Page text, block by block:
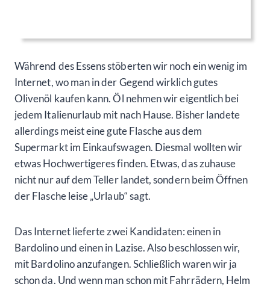
Während des Essens stöberten wir noch ein wenig im
Internet, wo man in der Gegend wirklich gutes
Olivenöl kaufen kann. Öl nehmen wir eigentlich bei
jedem Italienurlaub mit nach Hause. Bisher landete
allerdings meist eine gute Flasche aus dem
Supermarkt im Einkaufswagen. Diesmal wollten wir
etwas Hochwertigeres finden. Etwas, das zuhause
nicht nur auf dem Teller landet, sondern beim Öffnen
der Flasche leise „Urlaub“ sagt.
Das Internet lieferte zwei Kandidaten: einen in
Bardolino und einen in Lazise. Also beschlossen wir,
mit Bardolino anzufangen. Schließlich waren wir ja
schon da. Und wenn man schon mit Fahrrädern, Helm